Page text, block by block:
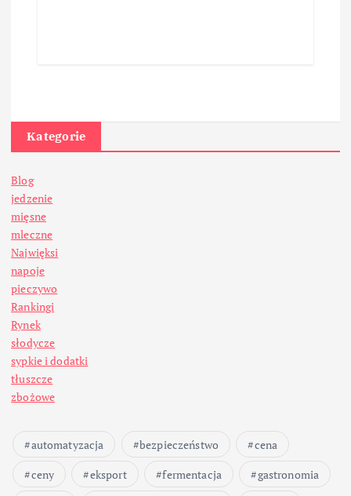
Kategorie
Blog
jedzenie
mięsne
mleczne
Najwięksi
napoje
pieczywo
Rankingi
Rynek
słodycze
sypkie i dodatki
tłuszcze
zbożowe
automatyzacja bezpieczeństwo
cena
ceny
eksport fermentacja
gastronomia